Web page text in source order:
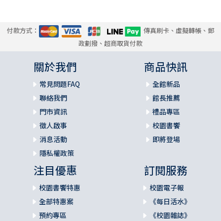
付款方式：
傳真刷卡、虛擬轉帳、郵
政劃撥、超商取貨付款
關於我們
常見問題FAQ
聯絡我們
門市資訊
徵人啟事
消息活動
隱私權政策
商品快訊
全館新品
館長推薦
禮品專區
校園書饗
即將登場
注目優惠
校園書饗特惠
全部特惠案
預約專區
訂閱服務
校園電子報
《每日活水》
《校園雜誌》